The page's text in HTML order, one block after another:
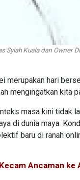
Syiah Kuala dan Owner
merupakan hari
mengingatkan kita
masa kini tidak
di dunia maya.
baru di ranah
Ancaman ke